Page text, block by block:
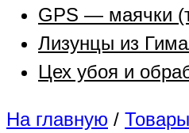
GPS — маячки
Лизунцы из
Цех убоя и
На главную / Товары